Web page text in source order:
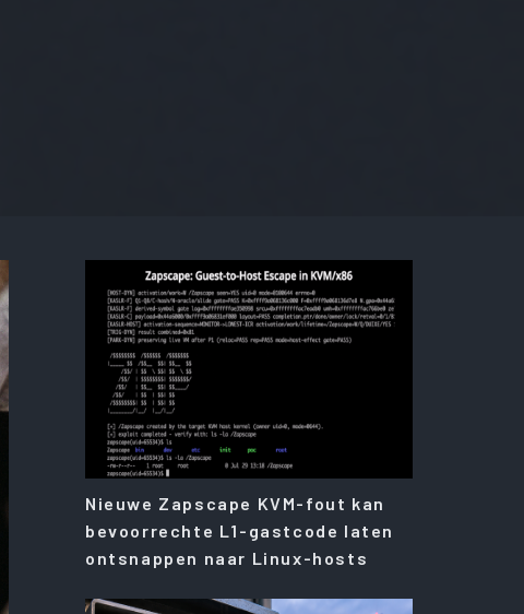
Nieuwe Zapscape KVM-fout kan
bevoorrechte L1-gastcode laten
ontsnappen naar Linux-hosts